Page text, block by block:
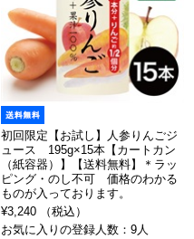
初回限定【お試し】人参りんごジ
ュース 195g×15本【カートカン
（紙容器）】【送料無料】＊ラッ
ピング・のし不可 価格のわかる
ものが入っております。
¥3,240 （税込）
お気に入りの登録人数：9人